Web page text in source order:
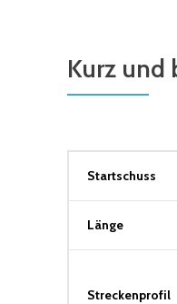
Kurz und
Startschuss
Länge
Streckenprofil